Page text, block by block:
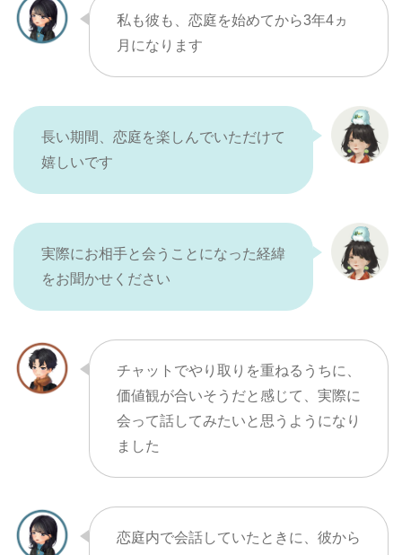
私も彼も、恋庭を始めてから3年4ヵ
月になります
長い期間、恋庭を楽しんでいただけて
嬉しいです
実際にお相手と会うことになった経緯
をお聞かせください
チャットでやり取りを重ねるうちに、
価値観が合いそうだと感じて、実際に
会って話してみたいと思うようになり
ました
恋庭内で会話していたときに、彼から